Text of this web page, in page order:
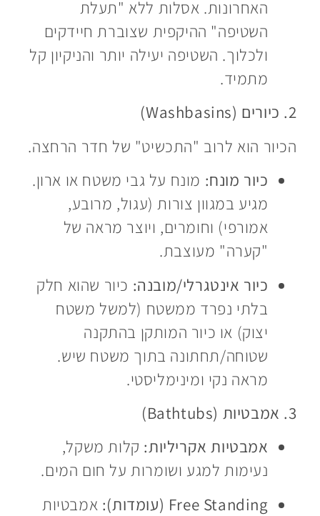
האחרונות. אסלות ללא "תעלת
השטיפה" ההיקפית שצוברת חיידקים
ולכלוך. השטיפה יעילה יותר והניקיון קל
מתמיד.
2. כיורים (Washbasins)
הכיור הוא לרוב "התכשיט" של חדר הרחצה.
כיור מונח: מונח על גבי משטח או ארון.
מגיע במגוון צורות (עגול, מרובע,
אמורפי) וחומרים, ויוצר מראה של
"קערה" מעוצבת.
כיור אינטגרלי/מובנה: כיור שהוא חלק
בלתי נפרד ממשטח (למשל משטח
יצוק) או כיור המותקן בהתקנה
שטוחה/תחתונה בתוך משטח שיש.
מראה נקי ומינימליסטי.
3. אמבטיות (Bathtubs)
אמבטיות אקריליות: קלות משקל,
נעימות למגע ושומרות על חום המים.
Free Standing (עומדות):
אמבטיות